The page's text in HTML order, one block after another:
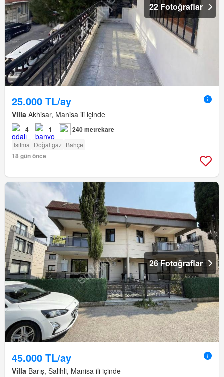
22 Fotoğraflar
25.000 TL/ay
Villa Akhisar, Manisa ili içinde
4 1 240 metrekare
Isıtma Doğal gaz Bahçe
18 gün önce
26 Fotoğraflar
45.000 TL/ay
Villa Barış, Salihli, Manisa ili içinde